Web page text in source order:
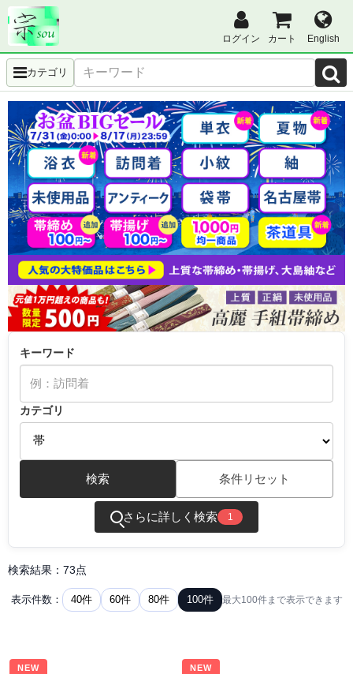
ログイン カート English
カテゴリ
キーワード
カテゴリ
検索 条件リセット
さらに詳しく検索 1
検索結果：73点
表示件数： 40件 60件 80件 100件 最大100件まで表示できます
NEW NEW